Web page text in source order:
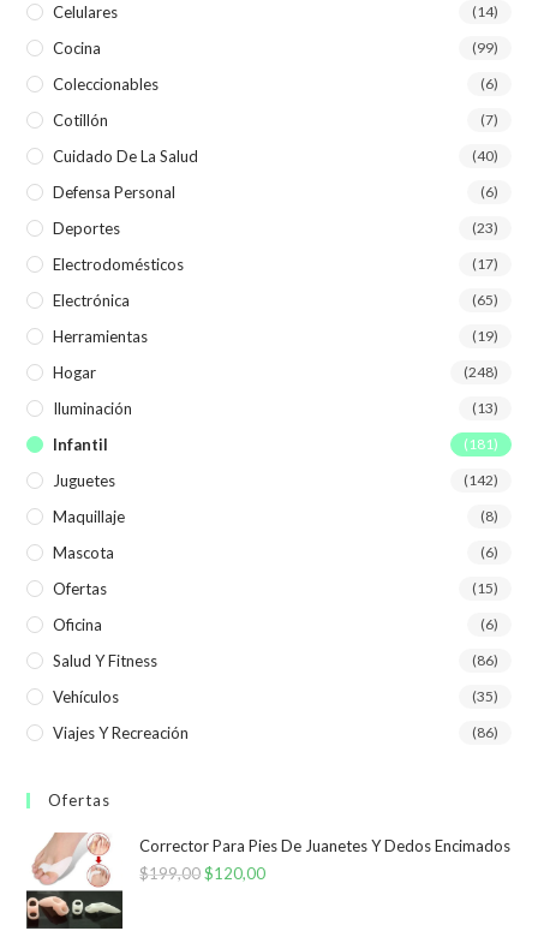
Celulares (14)
Cocina (99)
Coleccionables (6)
Cotillón (7)
Cuidado De La Salud (40)
Defensa Personal (6)
Deportes (23)
Electrodomésticos (17)
Electrónica (65)
Herramientas (19)
Hogar (248)
Iluminación (13)
Infantil (181)
Juguetes (142)
Maquillaje (8)
Mascota (6)
Ofertas (15)
Oficina (6)
Salud Y Fitness (86)
Vehículos (35)
Viajes Y Recreación (86)
Ofertas
Corrector Para Pies De Juanetes Y Dedos Encimados
$199,00El
$120,00El